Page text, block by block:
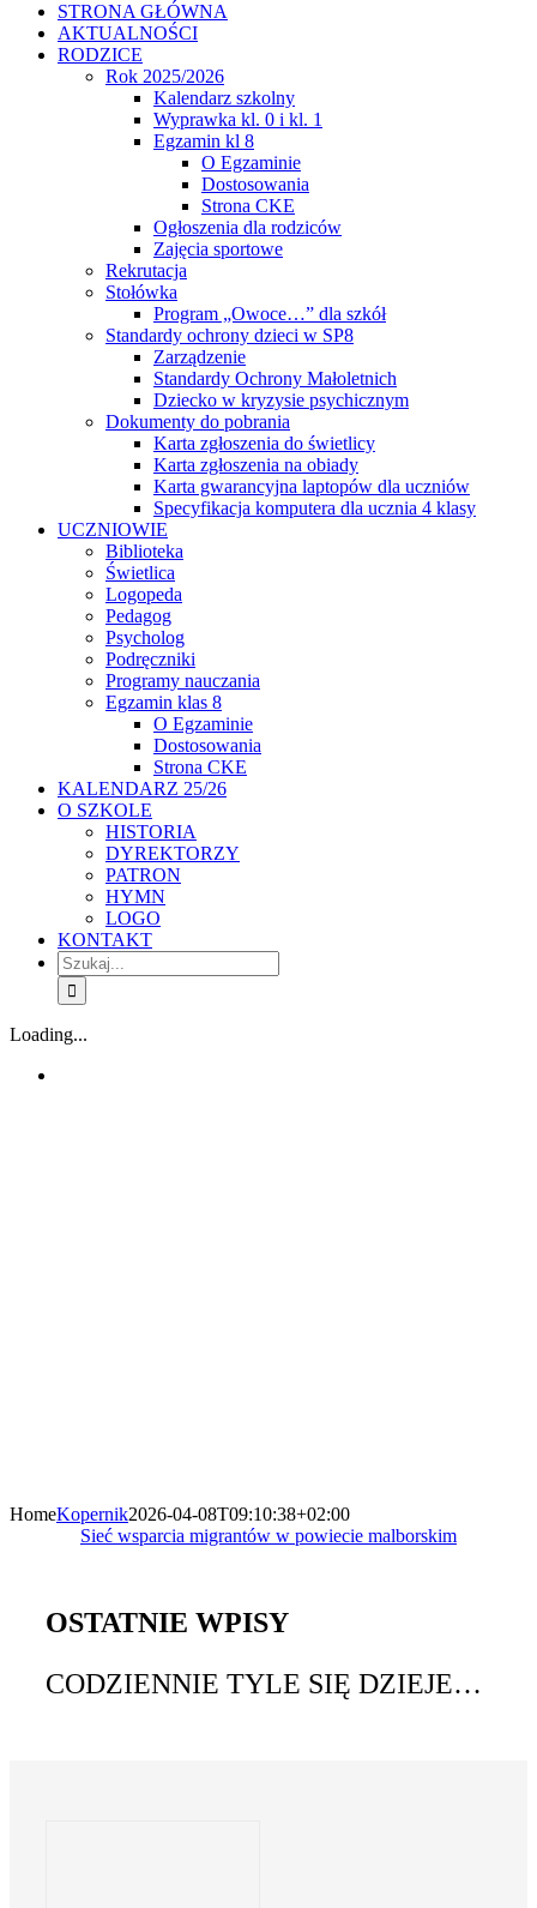
STRONA GŁÓWNA
AKTUALNOŚCI
RODZICE
Rok 2025/2026
Kalendarz szkolny
Wyprawka kl. 0 i kl. 1
Egzamin kl 8
O Egzaminie
Dostosowania
Strona CKE
Ogłoszenia dla rodziców
Zajęcia sportowe
Rekrutacja
Stołówka
Program „Owoce…” dla szkół
Standardy ochrony dzieci w SP8
Zarządzenie
Standardy Ochrony Małoletnich
Dziecko w kryzysie psychicznym
Dokumenty do pobrania
Karta zgłoszenia do świetlicy
Karta zgłoszenia na obiady
Karta gwarancyjna laptopów dla uczniów
Specyfikacja komputera dla ucznia 4 klasy
UCZNIOWIE
Biblioteka
Świetlica
Logopeda
Pedagog
Psycholog
Podręczniki
Programy nauczania
Egzamin klas 8
O Egzaminie
Dostosowania
Strona CKE
KALENDARZ 25/26
O SZKOLE
HISTORIA
DYREKTORZY
PATRON
HYMN
LOGO
KONTAKT
Szukaj
Loading...
HomeKopernik2026-04-08T09:10:38+02:00
Sieć wsparcia migrantów w powiecie malborskim
OSTATNIE WPISY
CODZIENNIE TYLE SIĘ DZIEJE…